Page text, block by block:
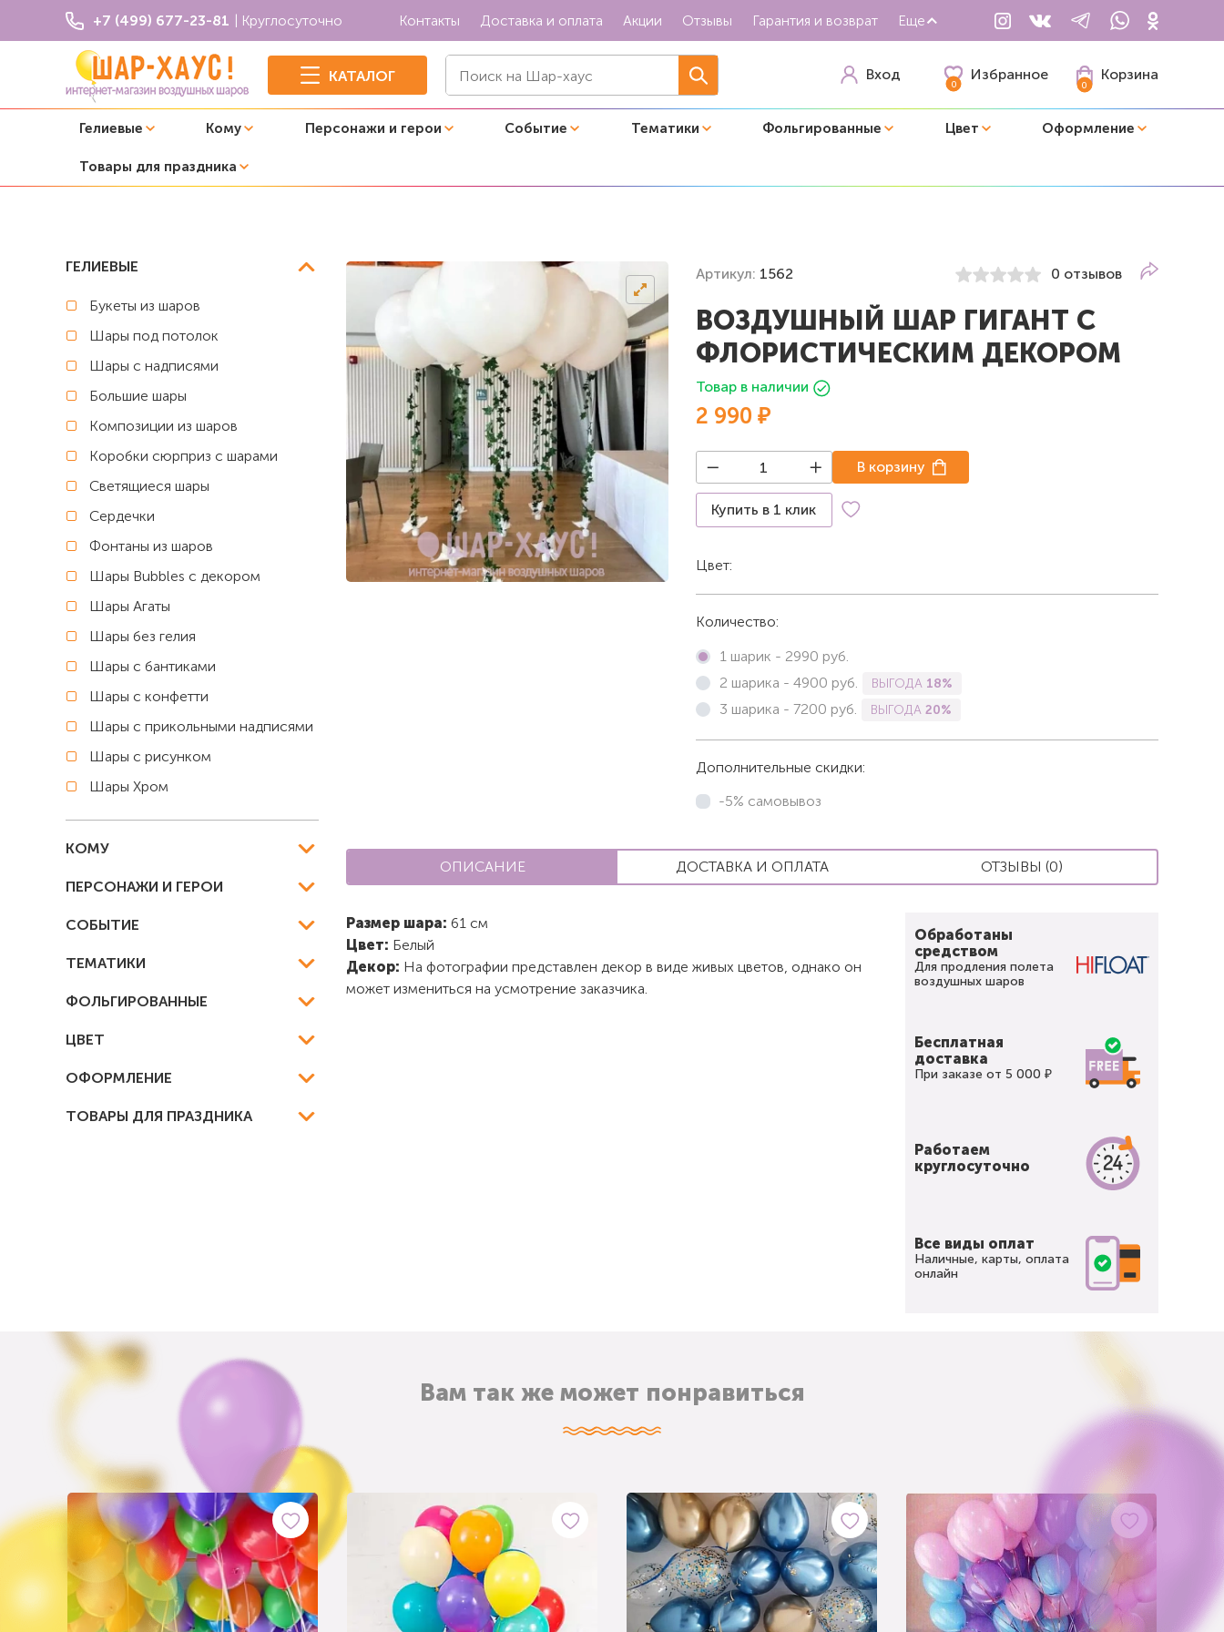
+7 (499) 677-23-81 | Круглосуточно Контакты Доставка и оплата Акции Отзывы Гарантия и возврат Еще
КАТАЛОГ Вход
0
Избранное
0
Корзина
Гелиевые Кому Персонажи и герои Событие Тематики Фольгированные Цвет Оформление
Товары для праздника
Оформление свадьбы
ГЕЛИЕВЫЕ
Букеты из шаров
Шары под потолок
Шары с надписями
Большие шары
Композиции из шаров
Коробки сюрприз с шарами
Светящиеся шары
Сердечки
Фонтаны из шаров
Шары Bubbles с декором
Шары Агаты
Шары без гелия
Шары с бантиками
Шары с конфетти
Шары с прикольными надписями
Шары с рисунком
Шары Хром
КОМУ
ПЕРСОНАЖИ И ГЕРОИ
СОБЫТИЕ
ТЕМАТИКИ
ФОЛЬГИРОВАННЫЕ
ЦВЕТ
ОФОРМЛЕНИЕ
ТОВАРЫ ДЛЯ ПРАЗДНИКА
Артикул: 1562 0 отзывов
ВОЗДУШНЫЙ ШАР ГИГАНТ С
ФЛОРИСТИЧЕСКИМ ДЕКОРОМ
Товар в наличии
2 990 ₽
Купить в 1 клик
В корзину
Цвет:
Количество:
1 шарик - 2990 руб.
2 шарика - 4900 руб. ВЫГОДА 18%
3 шарика - 7200 руб. ВЫГОДА 20%
Дополнительные скидки:
-5% самовывоз
ОПИСАНИЕ ДОСТАВКА И ОПЛАТА ОТЗЫВЫ (0)
Размер шара: 61 см
Цвет: Белый
Декор: На фотографии представлен декор в виде живых цветов, однако он
может измениться на усмотрение заказчика.
Обработаны
средством
Для продления полета
воздушных шаров
Бесплатная
доставка
При заказе от 5 000 ₽
Работаем
круглосуточно
Все виды оплат
Наличные, карты, оплата
онлайн
Вам так же может понравиться